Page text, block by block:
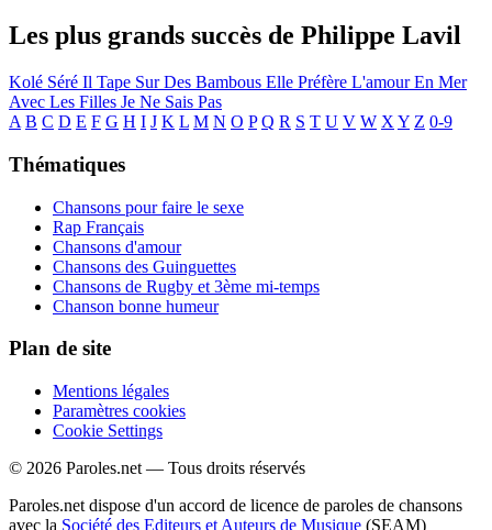
Les plus grands succès de Philippe Lavil
Kolé Séré Il Tape Sur Des Bambous Elle Préfère L'amour En Mer
Avec Les Filles Je Ne Sais Pas
A B C D E F G H I J K L M N O P Q R S T U V W X Y Z 0-9
Thématiques
Chansons pour faire le sexe
Rap Français
Chansons d'amour
Chansons des Guinguettes
Chansons de Rugby et 3ème mi-temps
Chanson bonne humeur
Plan de site
Mentions légales
Paramètres cookies
Cookie Settings
© 2026 Paroles.net — Tous droits réservés
Paroles.net dispose d'un accord de licence de paroles de chansons
avec la Société des Editeurs et Auteurs de Musique (SEAM)